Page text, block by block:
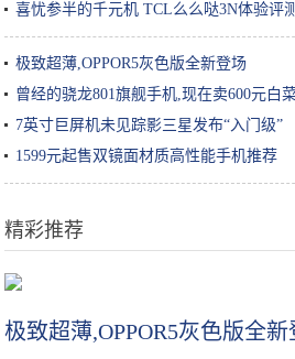
喜忧参半的千元机 TCL么么哒3N体验评测
极致超薄,OPPOR5灰色版全新登场
曾经的骁龙801旗舰手机,现在卖600元白
7英寸巨屏机未见踪影三星发布“入门级”
1599元起售双镜面材质高性能手机推荐
精彩推荐
极致超薄,OPPOR5灰色版全新